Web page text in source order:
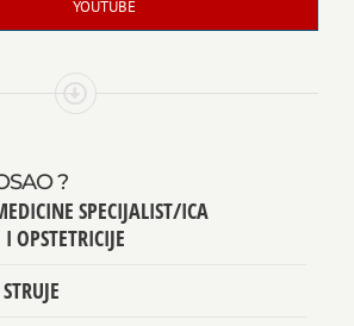
YOUTUBE
?
SPECIJALIST/ICA
OPSTETRICIJE